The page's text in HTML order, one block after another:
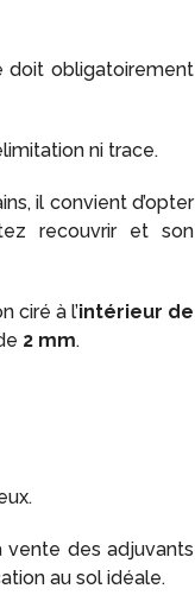
doit obligatoirement
ni trace.
il convient d’opter
recouvrir et son
ciré à l’intérieur de
2 mm.
des adjuvants
au sol idéale.